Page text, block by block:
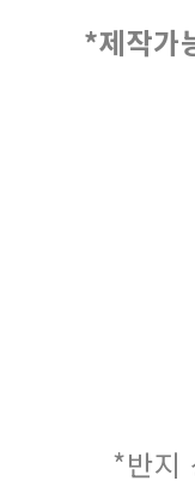
*제작가
*반지